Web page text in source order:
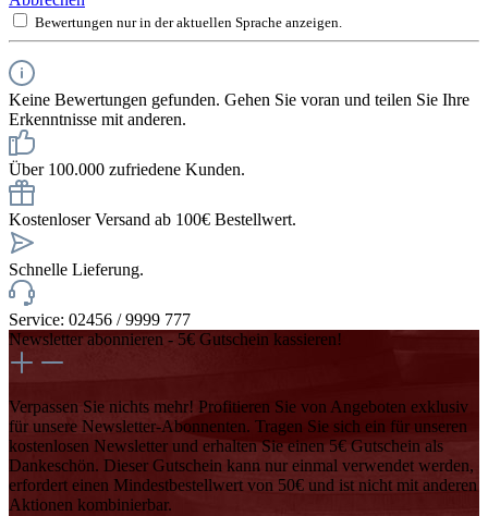
Bewertungen nur in der aktuellen Sprache anzeigen.
Keine Bewertungen gefunden. Gehen Sie voran und teilen Sie Ihre
Erkenntnisse mit anderen.
Über 100.000 zufriedene Kunden.
Kostenloser Versand ab 100€ Bestellwert.
Schnelle Lieferung.
Service: 02456 / 9999 777
Newsletter abonnieren - 5€ Gutschein kassieren!
Verpassen Sie nichts mehr! Profitieren Sie von Angeboten exklusiv
für unsere Newsletter-Abonnenten. Tragen Sie sich ein für unseren
kostenlosen Newsletter und erhalten Sie einen 5€ Gutschein als
Dankeschön. Dieser Gutschein kann nur einmal verwendet werden,
erfordert einen Mindestbestellwert von 50€ und ist nicht mit anderen
Aktionen kombinierbar.